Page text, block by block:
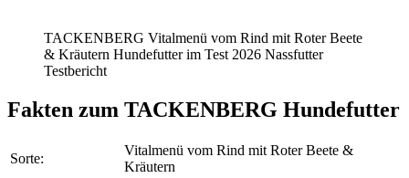
TACKENBERG Vitalmenü vom Rind mit Roter Beete
& Kräutern Hundefutter im Test 2026 Nassfutter
Testbericht
Fakten zum TACKENBERG Hundefutter
Sorte:
Vitalmenü vom Rind mit Roter Beete &
Kräutern